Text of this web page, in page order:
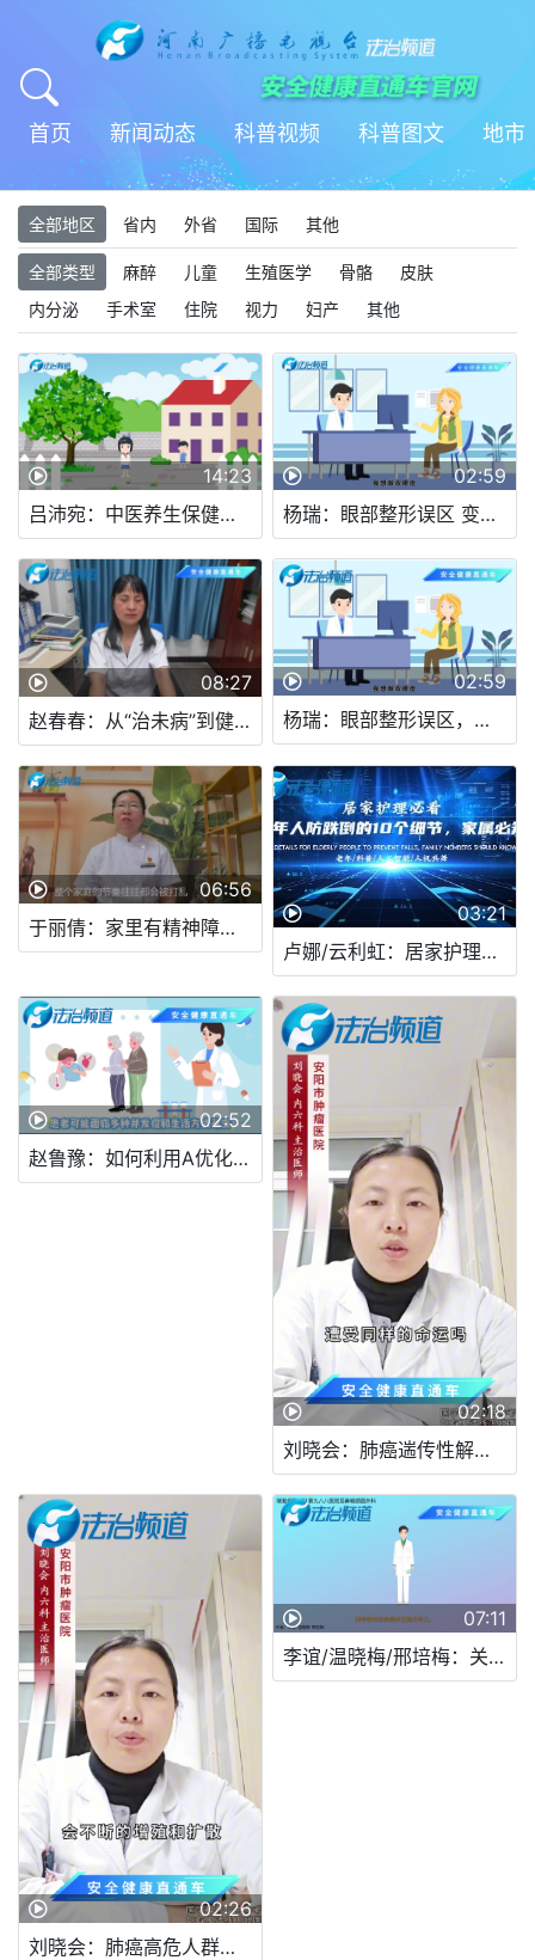
首页 新闻动态 科普视频 科普图文 地市
全部地区 省内 外省 国际 其他
全部类型 麻醉 儿童 生殖医学 骨骼
皮肤
内分泌
手术室 住院 视力 妇产 其他
14:23
吕沛宛：中医养生保健素养——夏
02:59
杨瑞：眼部整形误区 变美不踩坑!
08:27
赵春春：从“治未病”到健康管理：中医药在公共卫生中的独特优势有哪些
02:59
杨瑞：眼部整形误区，变美不踩坑！
06:56
于丽倩：家里有精神障碍患者，日常照护要注意什么？
03:21
卢娜/云利虹：居家护理必看，老年人防跌倒的10个细节，家属必知
02:52
赵鲁豫：如何利用A优化慢性肾脏病患者的健康管理
02:18
刘晓会：肺癌遄传性解析真相揭秘
02:26
刘晓会：肺癌高危人群如何降低患病风险?
07:11
李谊/温晓梅/邢培梅：关注甲状腺，守护生命“腺”